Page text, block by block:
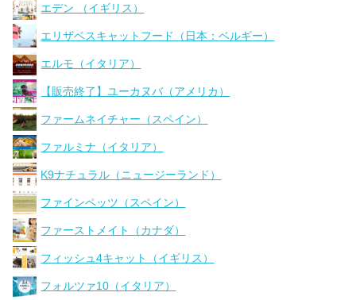
エデン （イギリス）
エリザベスキャットフード（日本：ベルギー）
エルモ（イタリア）
【販売終了】ユーカヌバ（アメリカ）
ファームネイチャー（スペイン）
ファルミナ（イタリア）
K9ナチュラル（ニュージーランド）
ファインペッツ（スペイン）
ファーストメイト（カナダ）
フィッシュ4キャット（イギリス）
フォルツァ10（イタリア）